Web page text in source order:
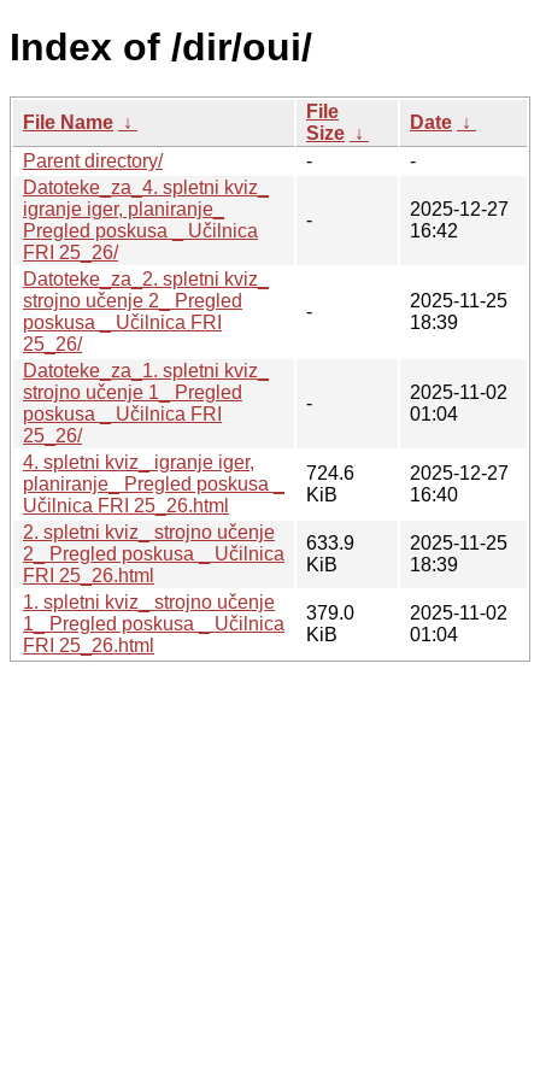
Index of /dir/oui/
File Name ↓
File
Size ↓
Date ↓
Parent directory/
-
-
Datoteke_za_4. spletni kviz_
igranje iger, planiranje_
Pregled poskusa _ Učilnica
FRI 25_26/
-
2025-12-27
16:42
Datoteke_za_2. spletni kviz_
strojno učenje 2_ Pregled
poskusa _ Učilnica FRI
25_26/
-
2025-11-25
18:39
Datoteke_za_1. spletni kviz_
strojno učenje 1_ Pregled
poskusa _ Učilnica FRI
25_26/
-
2025-11-02
01:04
4. spletni kviz_ igranje iger,
planiranje_ Pregled poskusa _
Učilnica FRI 25_26.html
724.6
KiB
2025-12-27
16:40
2. spletni kviz_ strojno učenje
2_ Pregled poskusa _ Učilnica
FRI 25_26.html
633.9
KiB
2025-11-25
18:39
1. spletni kviz_ strojno učenje
1_ Pregled poskusa _ Učilnica
FRI 25_26.html
379.0
KiB
2025-11-02
01:04